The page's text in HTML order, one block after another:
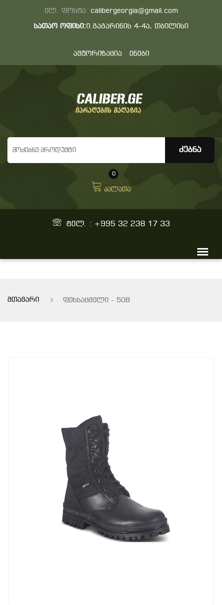
ელ. ფოსტა: calibergeorgia@gmail.com
სათაო ოფისი:ი.გაგარინის 4-4ა, თბილისი
ავტორიზაცია ენები
0
კალათა
ტელ. : +995 32 238 17 33
მთავარი ფეხსაცმელი - 508